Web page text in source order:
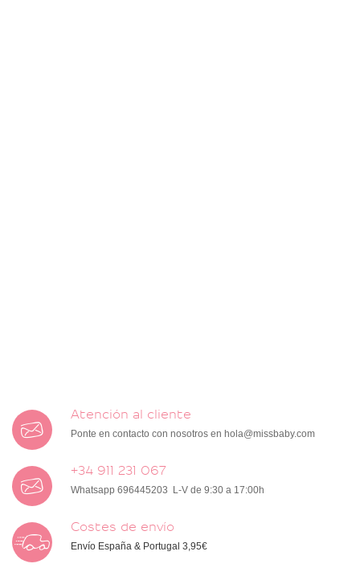
Atención al cliente
Ponte en contacto con nosotros en hola@missbaby.com
+34 911 231 067
Whatsapp 696445203 L-V de 9:30 a 17:00h
Costes de envío
Envío España & Portugal 3,95€